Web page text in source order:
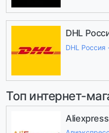
DHL
DHL Россия
Топ интернет-
Aliexpress